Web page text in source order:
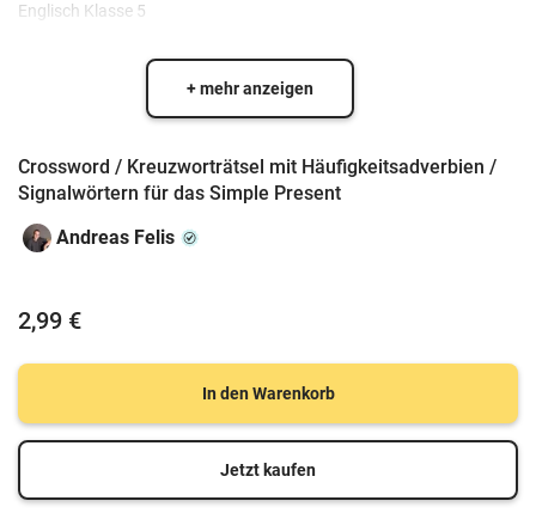
Englisch Klasse 5
+ mehr anzeigen
Crossword / Kreuzworträtsel mit Häufigkeitsadverbien /
Signalwörtern für das Simple Present
Andreas Felis
2,99 €
In den Warenkorb
Jetzt kaufen